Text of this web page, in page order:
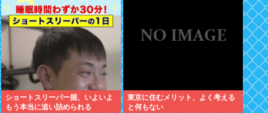
ショートスリーパー掘、いよいよ
もう本当に追い詰められる
東京に住むメリット、よく考える
と何もない